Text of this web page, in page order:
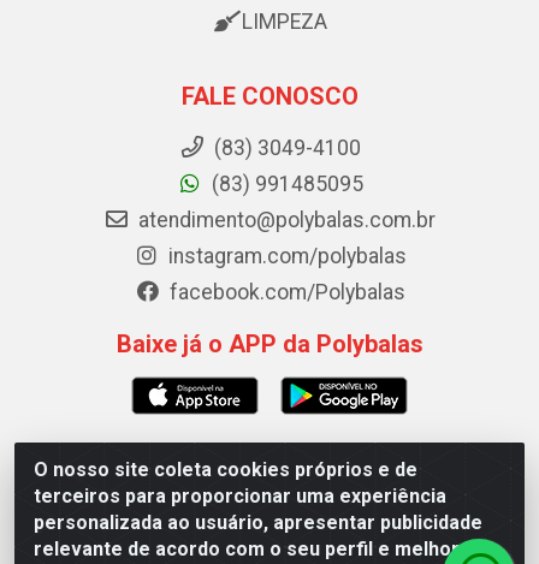
O nosso site coleta cookies próprios e de
terceiros para proporcionar uma experiência
personalizada ao usuário, apresentar publicidade
relevante de acordo com o seu perfil e melhorar a
LIMPEZA
FALE CONOSCO
(83) 3049-4100
(83) 991485095
atendimento@polybalas.com.br
instagram.com/polybalas
facebook.com/Polybalas
Baixe já o APP da Polybalas
Polybalas - Rua João Miguel de Souza, 173 Galpão B -
Ernesto Geisel, João Pessoa/PB - CEP 58.075-075 - CNPJ
00.909.327/0002-61